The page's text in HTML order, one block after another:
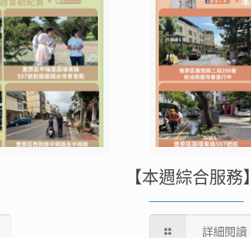
【本週綜合服務】
詳細閱讀